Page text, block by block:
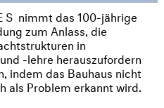
nimmt das 100-jährige
zum Anlass, die
in
-lehre herauszufordern
indem das Bauhaus nicht
als Problem erkannt wird.